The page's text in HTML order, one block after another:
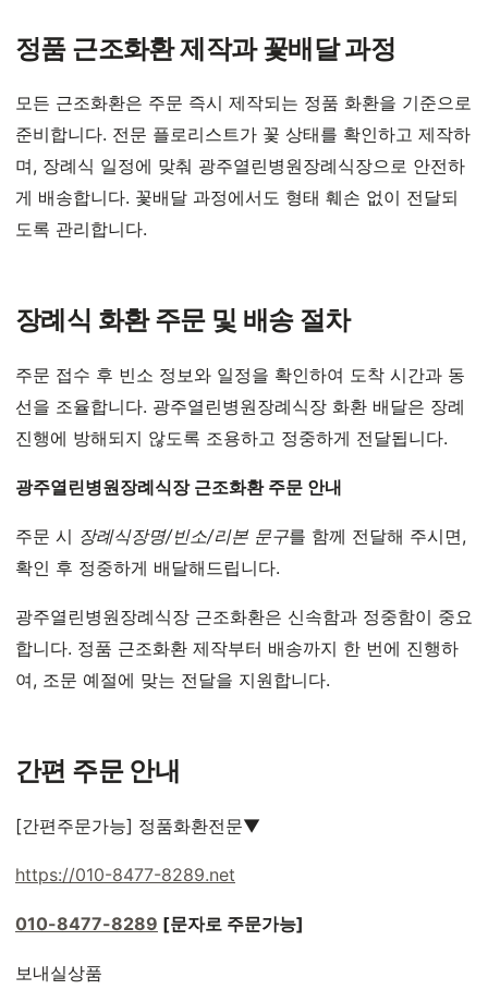
정품 근조화환 제작과 꽃배달 과정
모든 근조화환은 주문 즉시 제작되는 정품 화환을 기준으로
준비합니다. 전문 플로리스트가 꽃 상태를 확인하고 제작하
며, 장례식 일정에 맞춰 광주열린병원장례식장으로 안전하
게 배송합니다. 꽃배달 과정에서도 형태 훼손 없이 전달되
도록 관리합니다.
장례식 화환 주문 및 배송 절차
주문 접수 후 빈소 정보와 일정을 확인하여 도착 시간과 동
선을 조율합니다. 광주열린병원장례식장 화환 배달은 장례
진행에 방해되지 않도록 조용하고 정중하게 전달됩니다.
광주열린병원장례식장 근조화환 주문 안내
주문 시 장례식장명/빈소/리본 문구를 함께 전달해 주시면,
확인 후 정중하게 배달해드립니다.
광주열린병원장례식장 근조화환은 신속함과 정중함이 중요
합니다. 정품 근조화환 제작부터 배송까지 한 번에 진행하
여, 조문 예절에 맞는 전달을 지원합니다.
간편 주문 안내
[간편주문가능] 정품화환전문▼
https://010-8477-8289.net
010-8477-8289 [문자로 주문가능]
보내실상품